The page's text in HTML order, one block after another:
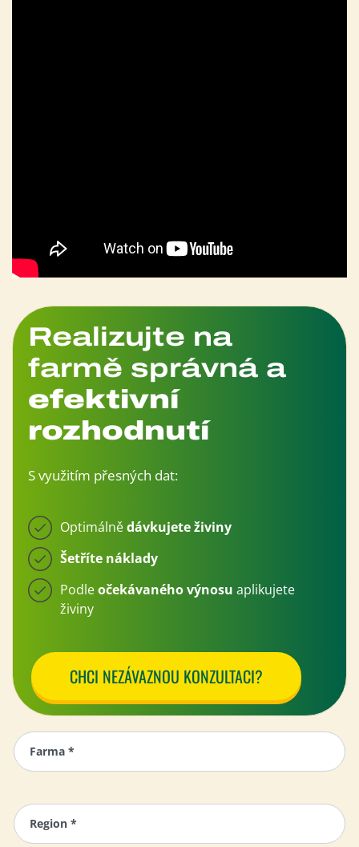
Realizujte na
farmě správná a
efektivní
rozhodnutí
S využitím přesných dat:
Optimálnědávkujeteživiny
Šetříte náklady
Podleočekávaného výnosu aplikujete
živiny
CHCI NEZÁVAZNOU KONZULTACI?
Farma *
Region *